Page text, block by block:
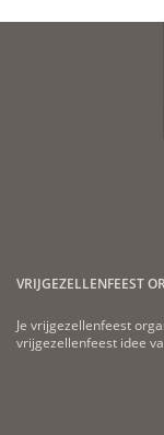
VRIJGEZELLENFEEST
Je vrijgezellenfeest
vrijgezellenfeest idee